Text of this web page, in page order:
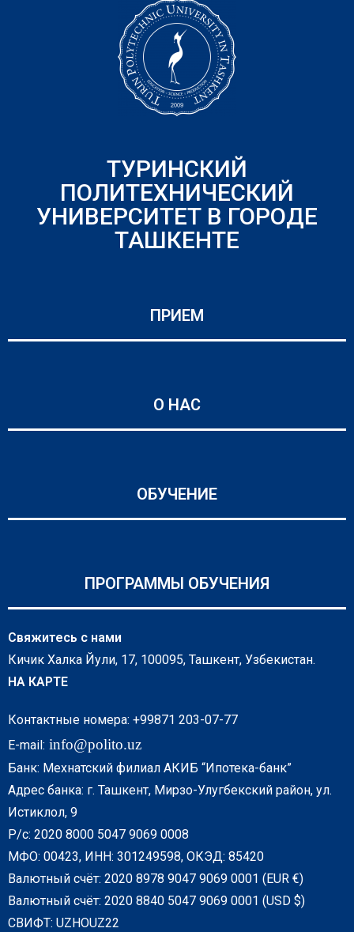
ТУРИНСКИЙ
ПОЛИТЕХНИЧЕСКИЙ
УНИВЕРСИТЕТ В ГОРОДЕ
ТАШКЕНТЕ
ПРИЕМ
О НАС
ОБУЧЕНИЕ
ПРОГРАММЫ ОБУЧЕНИЯ
Свяжитесь с нами
Кичик Халка Йули, 17, 100095, Ташкент, Узбекистан.
НА КАРТЕ
Контактные номера: +99871 203-07-77
E-mail: info@polito.uz
Банк: Мехнатский филиал АКИБ “Ипотека-банк”
Адрес банка: г. Ташкент, Мирзо-Улугбекский район, ул.
Истиклол, 9
Р/с: 2020 8000 5047 9069 0008
МФО: 00423, ИНН: 301249598, ОКЭД: 85420
Валютный счёт: 2020 8978 9047 9069 0001 (EUR €)
Валютный счёт: 2020 8840 5047 9069 0001 (USD $)
СВИФТ: UZHOUZ22